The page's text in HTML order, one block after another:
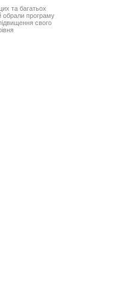
та багатьох
обрали програму
свого